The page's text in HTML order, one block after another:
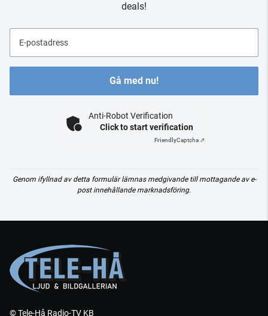
deals!
E-postadress
Gå med nu!
Anti-Robot Verification
Click to start verification
FriendlyCaptcha ⇗
Genom ifyllnad av detta formulär lämnas medgivande till mottagande av e-
post innehållande marknadsföring.
© Tele-Hå Radio-TV KB